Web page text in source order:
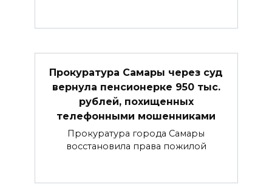
Прокуратура Самары через суд
вернула пенсионерке 950 тыс.
рублей, похищенных
телефонными мошенниками
Прокуратура города Самары
восстановила права пожилой